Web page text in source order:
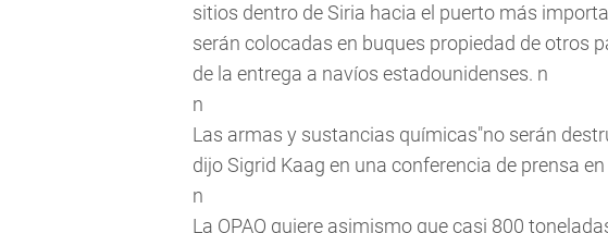
sitios dentro de Siria hacia el puerto más
serán colocadas en buques propiedad de otros
de la entrega a navíos estadounidenses. n
n
Las armas y sustancias químicas"no serán
dijo Sigrid Kaag en una conferencia de prensa
n
La OPAQ quiere asimismo que casi 800